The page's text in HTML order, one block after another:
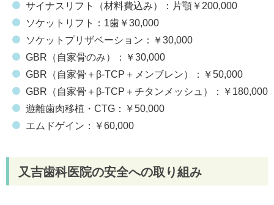
サイナスリフト（材料費込み）：片顎￥200,000
ソケットリフト：1歯￥30,000
ソケットプリザベーション：￥30,000
GBR（自家骨のみ）：￥30,000
GBR（自家骨＋β-TCP＋メンブレン）：￥50,000
GBR（自家骨＋β-TCP＋チタンメッシュ）：￥180,000
遊離歯肉移植・CTG：￥50,000
エムドゲイン：￥60,000
又吉歯科医院の安全への取り組み